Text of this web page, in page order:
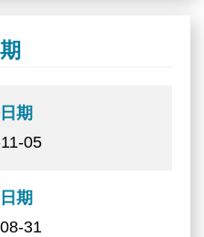
期
05
期
31